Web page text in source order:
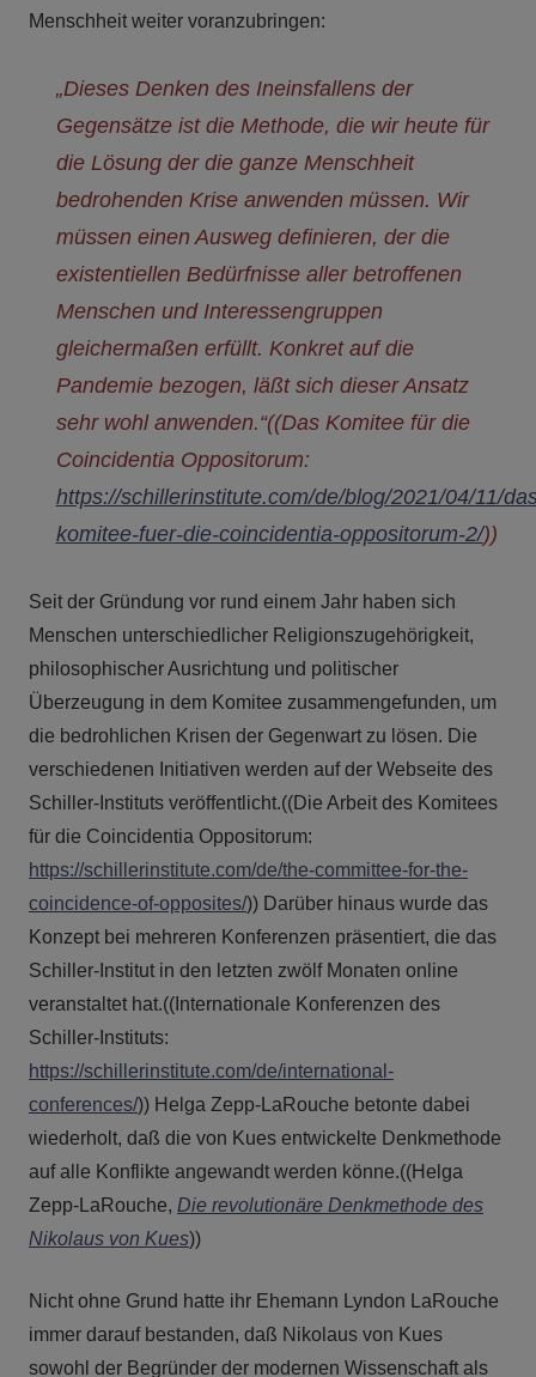
Menschheit weiter voranzubringen:
„Dieses Denken des Ineinsfallens der
Gegensätze ist die Methode, die wir heute für
die Lösung der die ganze Menschheit
bedrohenden Krise anwenden müssen. Wir
müssen einen Ausweg definieren, der die
existentiellen Bedürfnisse aller betroffenen
Menschen und Interessengruppen
gleichermaßen erfüllt. Konkret auf die
Pandemie bezogen, läßt sich dieser Ansatz
sehr wohl anwenden.“((Das Komitee für die
Coincidentia Oppositorum:
https://schillerinstitute.com/de/blog/2021/04/11/
komitee-fuer-die-coincidentia-oppositorum-2/))
Seit der Gründung vor rund einem Jahr haben sich
Menschen unterschiedlicher Religionszugehörigkeit,
philosophischer Ausrichtung und politischer
Überzeugung in dem Komitee zusammengefunden, um
die bedrohlichen Krisen der Gegenwart zu lösen. Die
verschiedenen Initiativen werden auf der Webseite des
Schiller-Instituts veröffentlicht.((Die Arbeit des Komitees
für die Coincidentia Oppositorum:
https://schillerinstitute.com/de/the-committee-for-the-
coincidence-of-opposites/)) Darüber hinaus wurde das
Konzept bei mehreren Konferenzen präsentiert, die das
Schiller-Institut in den letzten zwölf Monaten online
veranstaltet hat.((Internationale Konferenzen des
Schiller-Instituts:
https://schillerinstitute.com/de/international-
conferences/)) Helga Zepp-LaRouche betonte dabei
wiederholt, daß die von Kues entwickelte Denkmethode
auf alle Konflikte angewandt werden könne.((Helga
Zepp-LaRouche, Die revolutionäre Denkmethode des
Nikolaus von Kues))
Nicht ohne Grund hatte ihr Ehemann Lyndon LaRouche
immer darauf bestanden, daß Nikolaus von Kues
sowohl der Begründer der modernen Wissenschaft als